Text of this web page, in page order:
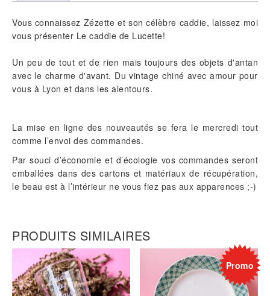
Vous connaissez Zézette et son célèbre caddie, laissez moi
vous présenter Le caddie de Lucette!
Un peu de tout et de rien mais toujours des objets d'antan
avec le charme d'avant. Du vintage chiné avec amour pour
vous à Lyon et dans les alentours.
La mise en ligne des nouveautés se fera le mercredi tout
comme l’envoi des commandes.
Par souci d’économie et d’écologie vos commandes seront
emballées dans des cartons et matériaux de récupération,
le beau est à l’intérieur ne vous fiez pas aux apparences ;-)
PRODUITS SIMILAIRES
Promo